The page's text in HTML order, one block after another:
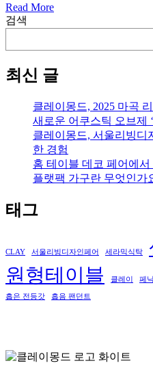
Read More
검색
최신 글
클레이몽드, 2025 마곡
새로운 어쿠스틱 오브제
클레이몽드, 서울리빙디
한 경험
홈 테이블 데코 페어에
플랫팩 가구란 무엇인가
태그
CLAY 서울리빙디자인페어 세라믹식탁
원형테이블 클레이 페
흡은 전등갓 흡음 팬던트